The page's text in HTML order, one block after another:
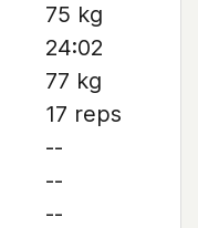
75 kg
24:02
77 kg
17 reps
--
--
--